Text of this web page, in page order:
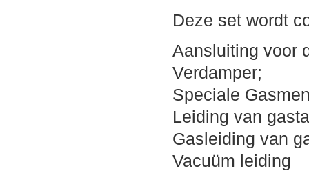
Deze set wordt
Aansluiting voor
Verdamper;
Speciale
Leiding van
Gasleiding van
Vacuüm leiding